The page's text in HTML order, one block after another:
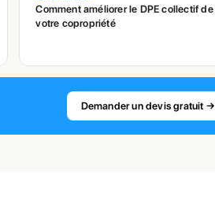
Comment améliorer le DPE collectif de
votre copropriété
Demander un devis gratuit →